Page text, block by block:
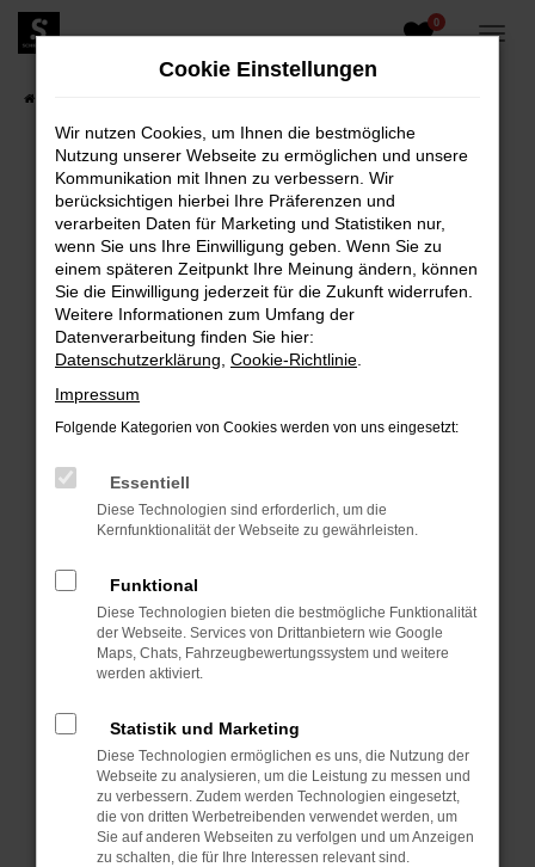
Zum
Hauptinhalt
0
FEHLER: NETWORK ERROR
Beim Laden ist ein Fehler aufgetreten.
Hier sind ein paar Tipps, die dir helfen können:
Überprüfe deine Firewall und deine
Internetverbindung.
Laden andere Webseiten, zum Beispiel deine
Suchmaschine?
Prüfe deine Browsererweiterungen.
können das Laden bestimmter Seiten
verhindern. Funktioniert die Seite in einem
anderen Browser oder in einem privaten
Starte dein Gerät neu.
Das kann manchmal helfen, vorübergehende
Probleme zu beheben.
Betriebssystem auf dem neuesten Stand
sind.
Veraltete Software birgt nicht nur ein
Sicherheitsrisiko, sondern kann auch dazu
führen, dass bestimmte Funktionen nicht mehr
unterstützt werden.
Cookie Einstellungen
Wir nutzen Cookies, um Ihnen die bestmögliche
Nutzung unserer Webseite zu ermöglichen und unsere
Kommunikation mit Ihnen zu verbessern. Wir
berücksichtigen hierbei Ihre Präferenzen und
verarbeiten Daten für Marketing und Statistiken nur,
wenn Sie uns Ihre Einwilligung geben. Wenn Sie zu
einem späteren Zeitpunkt Ihre Meinung ändern, können
Sie die Einwilligung jederzeit für die Zukunft widerrufen.
Weitere Informationen zum Umfang der
Datenverarbeitung finden Sie hier:
Datenschutzerklärung Cookie-Richtlinie
Impressum
Folgende Kategorien von Cookies werden von uns eingesetzt:
Essentiell
Diese Technologien sind erforderlich, um die
Kernfunktionalität der Webseite zu gewährleisten.
Funktional
Diese Technologien bieten die bestmögliche Funktionalität
der Webseite. Services von Drittanbietern wie Google
Maps, Chats, Fahrzeugbewertungssystem und weitere
werden aktiviert.
Statistik und Marketing
Diese Technologien ermöglichen es uns, die Nutzung der
Webseite zu analysieren, um die Leistung zu messen und
zu verbessern. Zudem werden Technologien eingesetzt,
die von dritten Werbetreibenden verwendet werden, um
Sie auf anderen Webseiten zu verfolgen und um Anzeigen
zu schalten, die für Ihre Interessen relevant sind.